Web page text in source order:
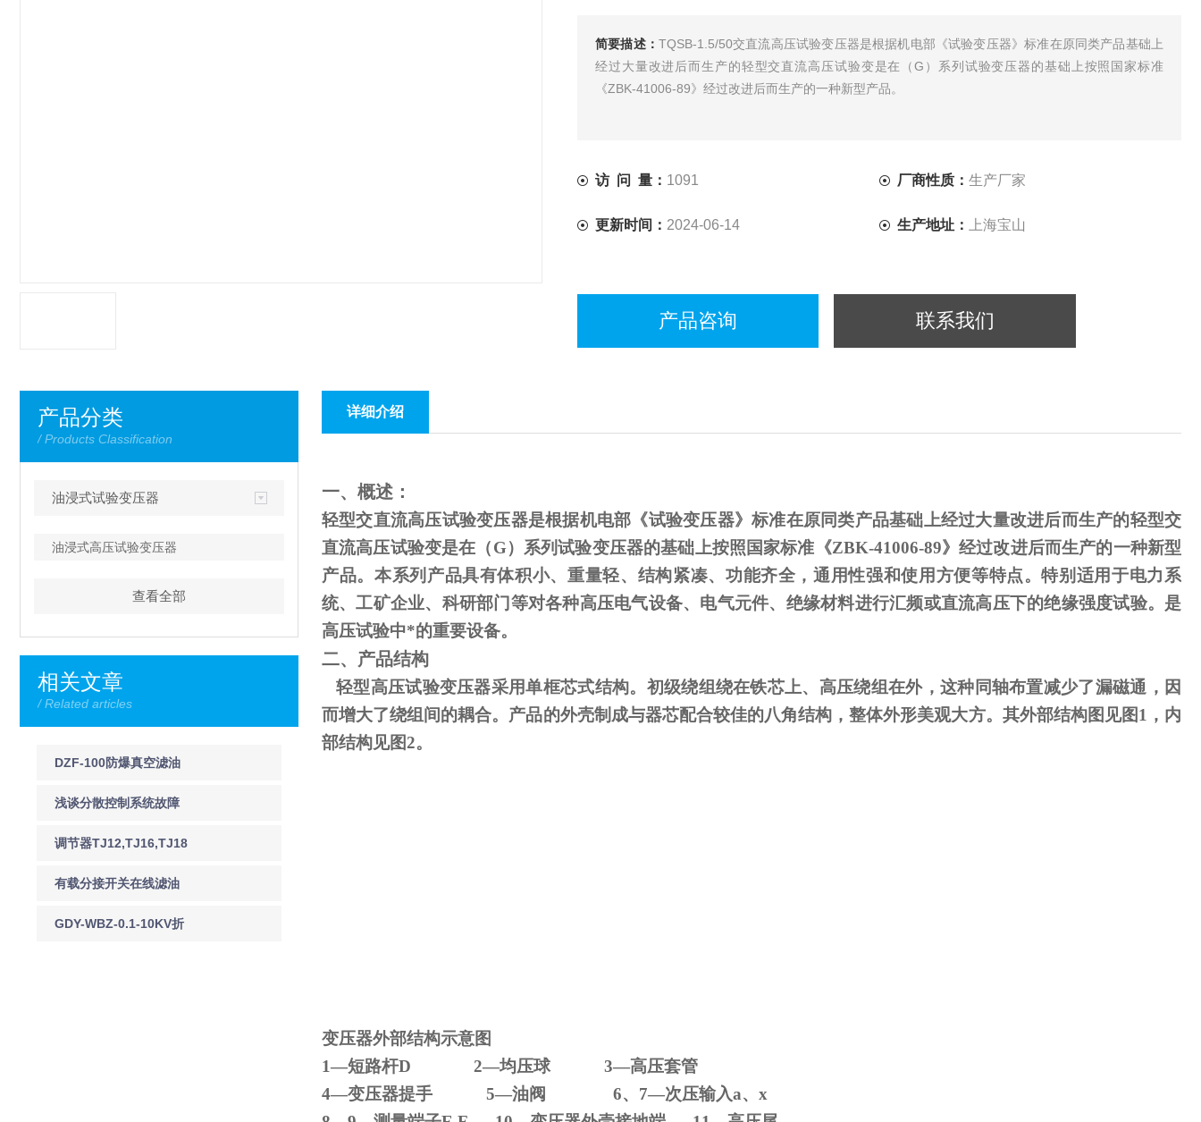
简要描述： TQSB-1.5/50交直流高压试验变压器是根据机电部《试验变压器》标准在原同类产品基础上
经过大量改进后而生产的轻型交直流高压试验变是在（G）系列试验变压器的基础上按照国家标准
《ZBK-41006-89》经过改进后而生产的一种新型产品。
访 问 量： 1091 厂商性质： 生产厂家
更新时间： 2024-06-14 生产地址： 上海宝山
产品咨询 联系我们
产品分类
/ Products Classification
油浸式试验变压器
油浸式高压试验变压器
查看全部
相关文章
/ Related articles
DZF-100防爆真空滤油
机DZF-125防爆真空滤
油机
浅谈分散控制系统故障
预防及应急处理
调节器TJ12,TJ16,TJ18
有载分接开关在线滤油
机 JY-I有载调压分接开
GDY-WBZ-0.1-10KV折
详细介绍
一、概述：
轻型交直流高压试验变压器是根据机电部《试验变压器》标准在原同类产品基础上经过大量改进后而生产的轻型交
直流高压试验变是在（G）系列试验变压器的基础上按照国家标准《ZBK-41006-89》经过改进后而生产的一种新型
产品。本系列产品具有体积小、重量轻、结构紧凑、功能齐全，通用性强和使用方便等特点。特别适用于电力系
统、工矿企业、科研部门等对各种高压电气设备、电气元件、绝缘材料进行汇频或直流高压下的绝缘强度试验。是
高压试验中*的重要设备。
二、产品结构
轻型高压试验变压器采用单框芯式结构。初级绕组绕在铁芯上、高压绕组在外，这种同轴布置减少了漏磁通，因
而增大了绕组间的耦合。产品的外壳制成与器芯配合较佳的八角结构，整体外形美观大方。其外部结构图见图1 ，内
部结构见图2。
变压器外部结构示意图
1—短路杆D 2—均压球 3—高压套管
4—变压器提手 5—油阀 6、 7—次压输入a、 x